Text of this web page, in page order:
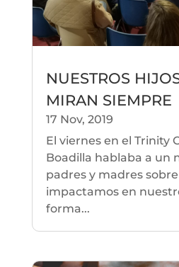
NUESTROS
MIRAN SIEMPRE
17 Nov, 2019
El viernes en el Trinity
Boadilla hablaba a un
padres y madres
impactamos en
forma...